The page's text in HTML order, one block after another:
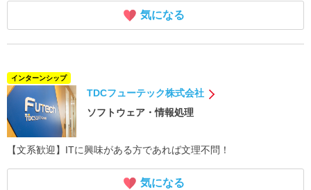
気になる
インターンシップ
TDCフューテック株式会社
ソフトウェア・情報処理
【文系歓迎】ITに興味がある方であれば文理不問！
気になる